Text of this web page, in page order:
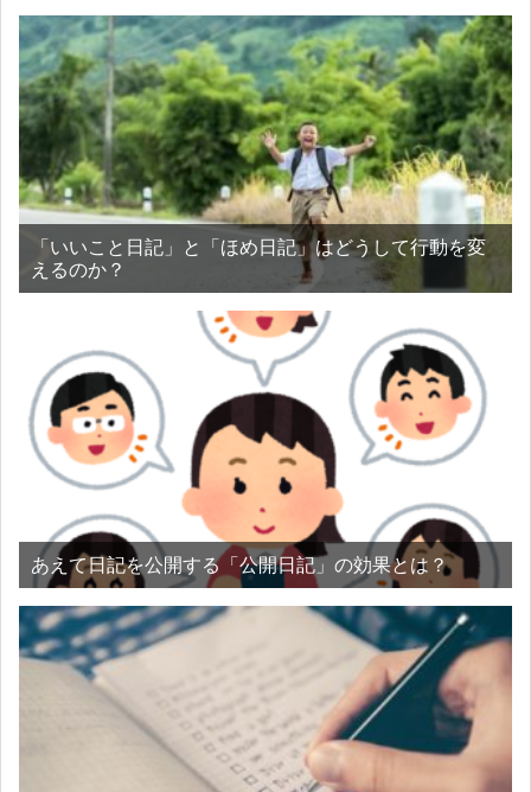
「いいこと日記」と「ほめ日記」はどうして行動を変
えるのか？
あえて日記を公開する「公開日記」の効果とは？